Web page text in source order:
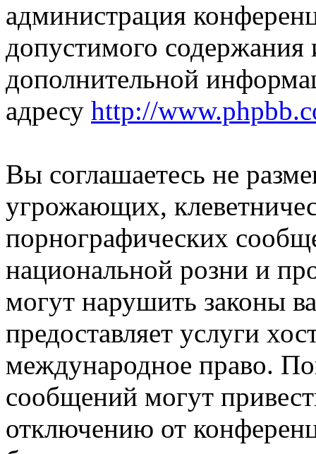
администрация
допустимого
дополнительной
адресу http://
Вы соглашаетесь не
угрожающих,
порнографических
национальной розни и
могут нарушить законы
предоставляет услуги
международное право.
сообщений могут
отключению от